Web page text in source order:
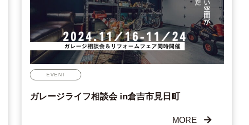
EVENT
ガレージライフ相談会 in倉吉市見日町
MORE